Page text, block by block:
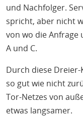
und Nachfolger.
spricht, aber nicht
von wo die
A und C.
Durch diese
so gut wie nicht
Tor-Netzes von
etwas langsamer.